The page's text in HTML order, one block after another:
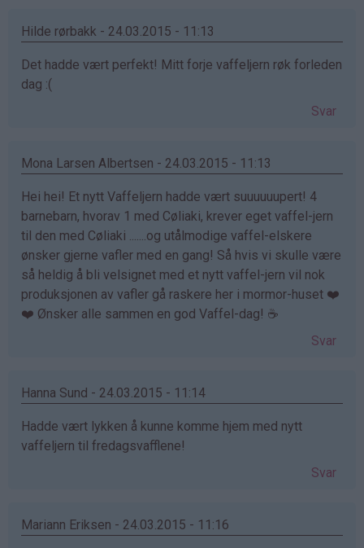
Hilde rørbakk - 24.03.2015 - 11:13
Det hadde vært perfekt! Mitt forje vaffeljern røk forleden
dag :(
Svar
Mona Larsen Albertsen - 24.03.2015 - 11:13
Hei hei! Et nytt Vaffeljern hadde vært suuuuuupert! 4
barnebarn, hvorav 1 med Cøliaki, krever eget vaffel-jern
til den med Cøliaki .......og utålmodige vaffel-elskere
ønsker gjerne vafler med en gang! Så hvis vi skulle være
så heldig å bli velsignet med et nytt vaffel-jern vil nok
produksjonen av vafler gå raskere her i mormor-huset ❤️
❤️ Ønsker alle sammen en god Vaffel-dag! ☕️
Svar
Hanna Sund - 24.03.2015 - 11:14
Hadde vært lykken å kunne komme hjem med nytt
vaffeljern til fredagsvafflene!
Svar
Mariann Eriksen - 24.03.2015 - 11:16